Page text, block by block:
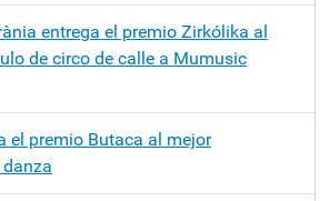
entrega el premio Zirkólika al
de circo de calle a Mumusic
el premio Butaca al mejor